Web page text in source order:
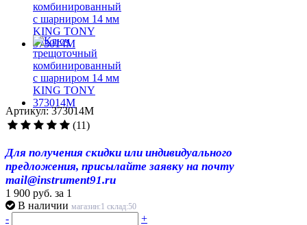
Артикул: 373014M
(11)
Для получения скидки или индивидуального
предложения, присылайте заявку на почту
mail@instrument91.ru
1 900 руб. за 1
В наличии магазин:1 склад:50
- +